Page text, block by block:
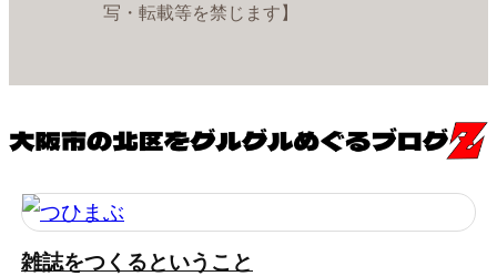
写・転載等を禁じます】
雑誌をつくるということ